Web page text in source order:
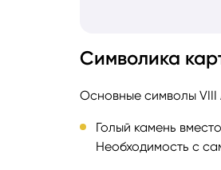
Символика
Основные символы VIII
Голый камень
Необходимость с